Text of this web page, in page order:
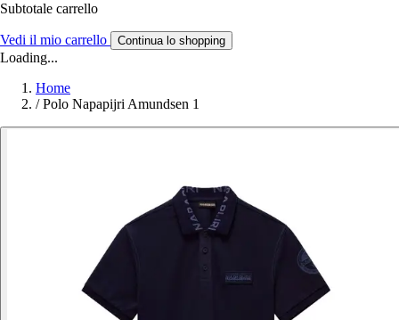
Subtotale carrello
Vedi il mio carrello Continua lo shopping
Loading...
Home
/ Polo Napapijri Amundsen 1